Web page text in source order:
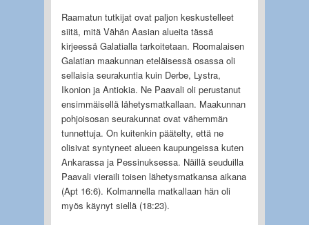
Raamatun tutkijat ovat paljon keskustelleet
siitä, mitä Vähän Aasian alueita tässä
kirjeessä Galatialla tarkoitetaan. Roomalaisen
Galatian maakunnan eteläisessä osassa oli
sellaisia seurakuntia kuin Derbe, Lystra,
Ikonion ja Antiokia. Ne Paavali oli perustanut
ensimmäisellä lähetysmatkallaan. Maakunnan
pohjoisosan seurakunnat ovat vähemmän
tunnettuja. On kuitenkin päätelty, että ne
olisivat syntyneet alueen kaupungeissa kuten
Ankarassa ja Pessinuksessa. Näillä seuduilla
Paavali vieraili toisen lähetysmatkansa aikana
(Apt 16:6). Kolmannella matkallaan hän oli
myös käynyt siellä (18:23).